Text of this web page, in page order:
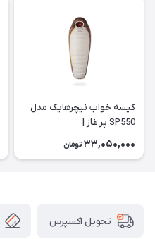
کیسه خواب نیچرهایک مدل
SP550 پر غاز |
CNK2550WS014
33,050,000 تومان
تحویل اکسپرس